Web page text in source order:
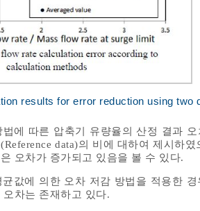
results for error reduction using
법에 따른 압축기 유량율의 산정 결과
data)의 비에 대하여 제시하
오차가 증가되고 있음을 볼 수 있다.
균값에 의한 오차 저감 방법을 적용한
차는 존재하고 있다.